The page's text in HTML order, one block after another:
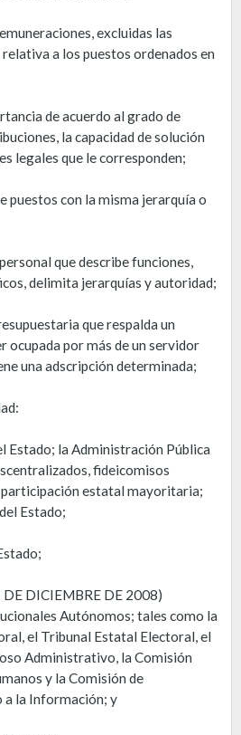
excluidas las
a los puestos ordenados en
de acuerdo al grado de
la capacidad de solución
legales que le corresponden;
puestos con la misma jerarquía o
que describe funciones,
delimita jerarquías y autoridad;
que respalda un
ocupada por más de un servidor
una adscripción determinada;
Estado; la Administración Pública
fideicomisos
participación estatal mayoritaria;
Estado;
DE DICIEMBRE DE 2008)
Autónomos; tales como la
el Tribunal Estatal Electoral, el
Administrativo, la Comisión
y la Comisión de
a la Información; y